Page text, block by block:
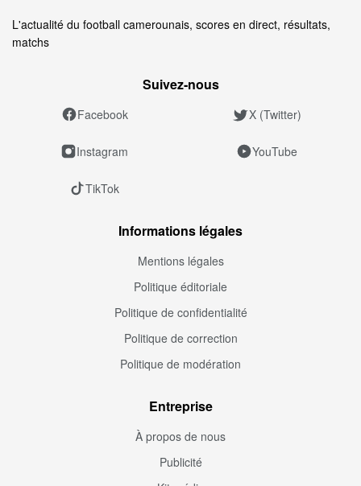
L'actualité du football camerounais, scores en direct, résultats,
matchs
Suivez‑nous
Facebook X (Twitter)
Instagram YouTube
TikTok
Informations légales
Mentions légales
Politique éditoriale
Politique de confidentialité
Politique de correction
Politique de modération
Entreprise
À propos de nous
Publicité